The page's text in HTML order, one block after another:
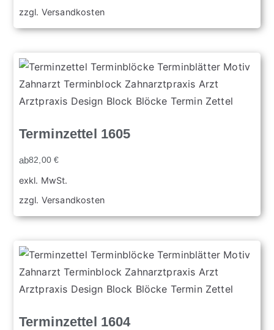
zzgl. Versandkosten
Terminzettel 1605
ab82,00€
exkl. MwSt.
zzgl. Versandkosten
Terminzettel 1604